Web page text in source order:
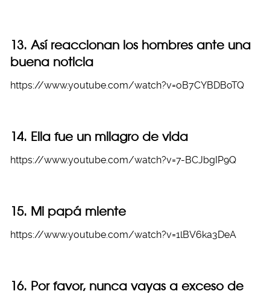
13. Así reaccionan los hombres ante una
buena noticia
https://www.youtube.com/watch?v=oB7CYBDBoTQ
14. Ella fue un milagro de vida
https://www.youtube.com/watch?v=7-BCJbgIP9Q
15. Mi papá miente
https://www.youtube.com/watch?v=1lBV6ka3DeA
16. Por favor, nunca vayas a exceso de